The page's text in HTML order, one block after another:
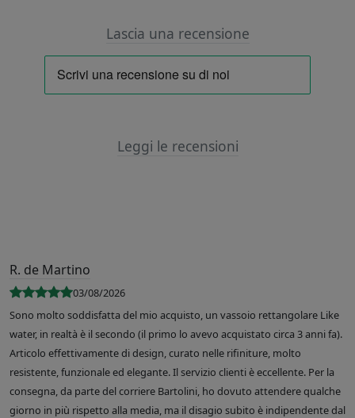
Lascia una recensione
Leggi le recensioni
R. de Martino
03/08/2026
Sono molto soddisfatta del mio acquisto, un vassoio rettangolare Like
water, in realtà è il secondo (il primo lo avevo acquistato circa 3 anni fa).
Articolo effettivamente di design, curato nelle rifiniture, molto
resistente, funzionale ed elegante. Il servizio clienti è eccellente. Per la
consegna, da parte del corriere Bartolini, ho dovuto attendere qualche
giorno in più rispetto alla media, ma il disagio subito è indipendente dal